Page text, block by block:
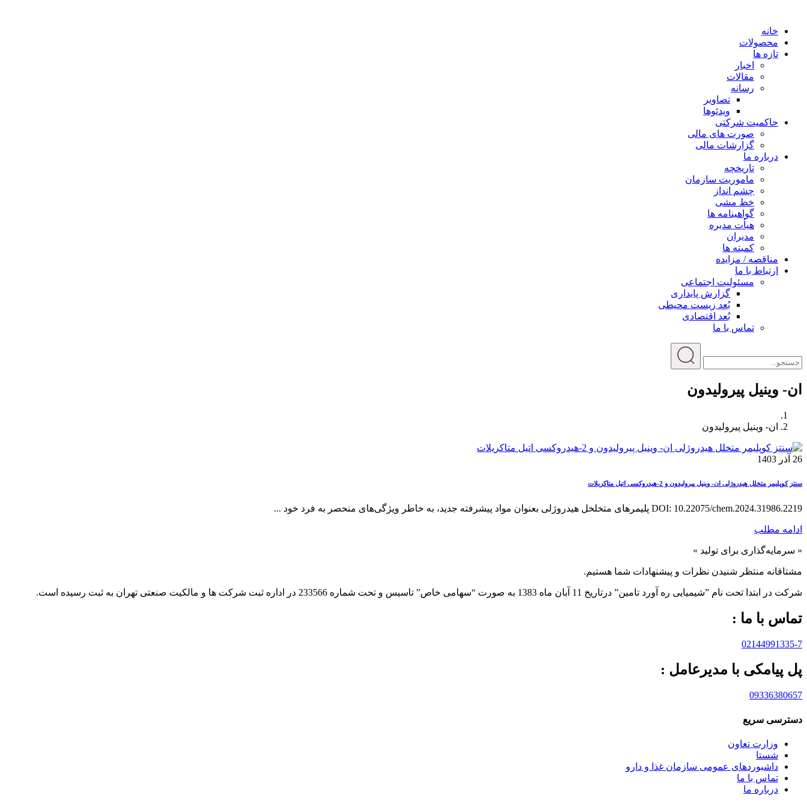
خانه
محصولات
تازه ها
اخبار
مقالات
رسانه
تصاویر
ویدئوها
حاکمیت شرکتی
صورت های مالی
گزارشات مالی
درباره ما
تاریخچه
ماموریت سازمان
چشم انداز
خط مشی
گواهینامه ها
هیأت مدیره
مدیران
کمیته ها
مناقصه / مزایده
ارتباط با ما
مسئولیت اجتماعی
گزارش پایداری
بُعد زیست محیطی
بُعد اقتصادی
تماس با ما
ان- وینیل پیرولیدون
ان- وینیل پیرولیدون
26 آذر 1403
سنتز کوپلیمر متخلل هیدروژلی ان- وینیل پیرولیدون و 2-هیدروکسی اتیل متاکریلات
DOI: 10.22075/chem.2024.31986.2219 پلیمرهای متخلخل هیدروژلی بعنوان مواد پیشرفته جدید، به خاطر ویژگی‌های منحصر به فرد خود ...
ادامه مطلب
« سرمایه‌گذاری برای تولید »
مشتاقانه منتظر شنیدن نظرات و پیشنهادات شما هستیم.
شرکت در ابتدا تحت نام ”شیمیایی ره آورد تامين” درتاريخ 11 آبان ماه 1383 به صورت “سهامی خاص” تاسيس و تحت شماره 233566 در اداره ثبت شرکت ها و مالکيت صنعتی تهران به ثبت رسيده است.
تماس با ما :
02144991335-7
پل پیامکی با مدیرعامل :
09336380657
دسترسی سریع
وزارت تعاون
شستا
داشبوردهای عمومی سازمان غذا و دارو
تماس با ما
درباره ما